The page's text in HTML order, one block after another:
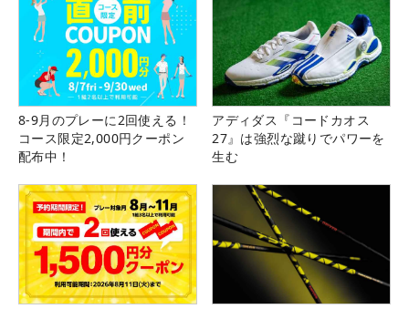
8-9月のプレーに2回使える！
コース限定2,000円クーポン
配布中！
アディダス『コードカオス
27』は強烈な蹴りでパワーを
生む